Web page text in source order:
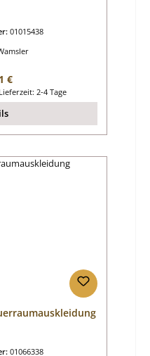
01015438
Preis:
€
2-4 Tage
01066338